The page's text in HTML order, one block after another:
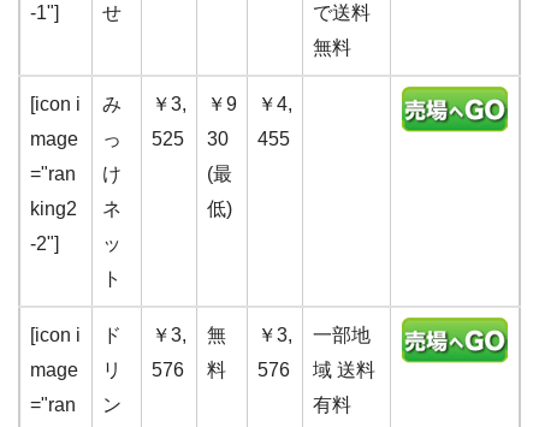
-1"]
せ
で送料
無料
[icon i
mage
="ran
king2
-2"]
み
っ
け
ネ
ッ
ト
￥3,
525
￥9
30
(最
低)
￥4,
455
[icon i
mage
="ran
ド
リ
ン
￥3,
576
無
料
￥3,
576
一部地
域 送料
有料